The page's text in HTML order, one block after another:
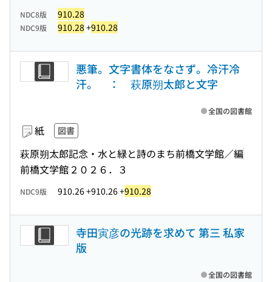
NDC8版 910.28
NDC9版 910.28 +910.28
悪筆。文字書体をなさず。冷汗冷
汗。 ： 萩原朔太郎と文字
紙 図書
萩原朔太郎記念・水と緑と詩のまち前橋文学館／編
前橋文学館 ２０２６．３
全国の図書館
NDC9版 910.26 +910.26 +910.28
寺田寅彦の光跡を求めて 第三 私家
版
全国の図書館